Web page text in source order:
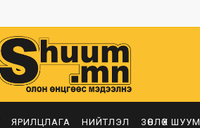
ЯРИЛЦЛАГА НИЙТЛЭЛ ЗӨВЛӨХ ШУУМ